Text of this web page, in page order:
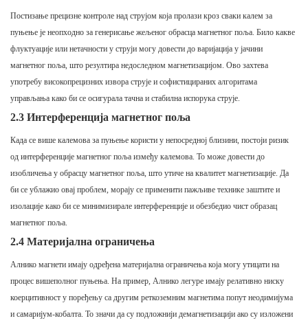
Постизање прецизне контроле над струјом која пролази кроз сваки калем за
пуњење је неопходно за генерисање жељеног обрасца магнетног поља. Било какве
флуктуације или нетачности у струји могу довести до варијација у јачини
магнетног поља, што резултира недоследном магнетизацијом. Ово захтева
употребу високопрецизних извора струје и софистицираних алгоритама
управљања како би се осигурала тачна и стабилна испорука струје.
2.3 Интерференција магнетног поља
Када се више калемова за пуњење користи у непосредној близини, постоји ризик
од интерференције магнетног поља између калемова. То може довести до
изобличења у обрасцу магнетног поља, што утиче на квалитет магнетизације. Да
би се ублажио овај проблем, морају се применити пажљиве технике заштите и
изолације како би се минимизирале интерференције и обезбедио чист образац
магнетног поља.
2.4 Материјална ограничења
Алнико магнети имају одређена материјална ограничења која могу утицати на
процес вишеполног пуњења. На пример, Алнико легуре имају релативно ниску
коерцитивност у поређењу са другим реткоземним магнетима попут неодимијума
и самаријум-кобалта. То значи да су подложнији демагнетизацији ако су изложени